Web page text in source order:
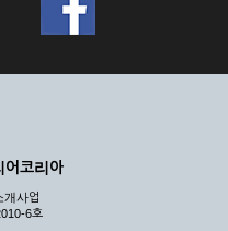
어코리아
개사업
6호